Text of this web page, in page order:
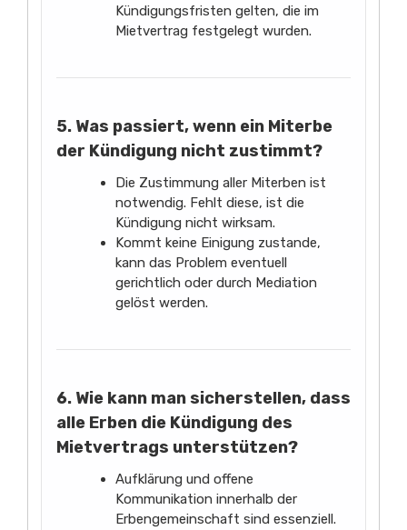
Kündigungsfristen gelten, die im
Mietvertrag festgelegt wurden.
5. Was passiert, wenn ein Miterbe
der Kündigung nicht zustimmt?
Die Zustimmung aller Miterben ist
notwendig. Fehlt diese, ist die
Kündigung nicht wirksam.
Kommt keine Einigung zustande,
kann das Problem eventuell
gerichtlich oder durch Mediation
gelöst werden.
6. Wie kann man sicherstellen, dass
alle Erben die Kündigung des
Mietvertrags unterstützen?
Aufklärung und offene
Kommunikation innerhalb der
Erbengemeinschaft sind essenziell.